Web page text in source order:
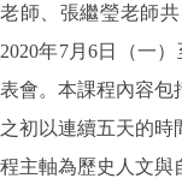
老師、張繼瑩老師
2020年7月6日（一
表會。本課程內容包
之初以連續五天的時
程主軸為歷史人文與